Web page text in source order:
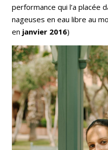
performance qui l’a placée
nageuses en eau libre au
en janvier 2016)